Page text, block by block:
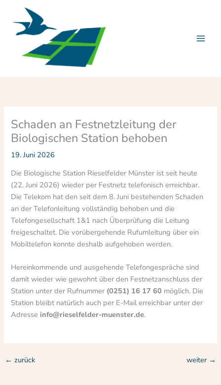
springen
Schaden an Festnetzleitung der
Biologischen Station behoben
19. Juni 2026
Die Biologische Station Rieselfelder Münster ist seit heute
(22. Juni 2026) wieder per Festnetz telefonisch erreichbar.
Die Telekom hat den seit dem 8. Juni bestehenden Schaden
an der Telefonleitung vollständig behoben und die
Telefongesellschaft 1&1 nach Überprüfung die Leitung
freigeschaltet. Die vorübergehende Rufumleitung über ein
Mobiltelefon konnte deshalb aufgehoben werden.
Hereinkommende und ausgehende Telefongespräche sind
damit wieder wie gewohnt über den Festnetzanschluss der
Station unter der Rufnummer (0251) 16 17 60 möglich. Die
Station bleibt natürlich auch per E-Mail erreichbar unter der
Adresse info@rieselfelder-muenster.de.
← zurück weiter →